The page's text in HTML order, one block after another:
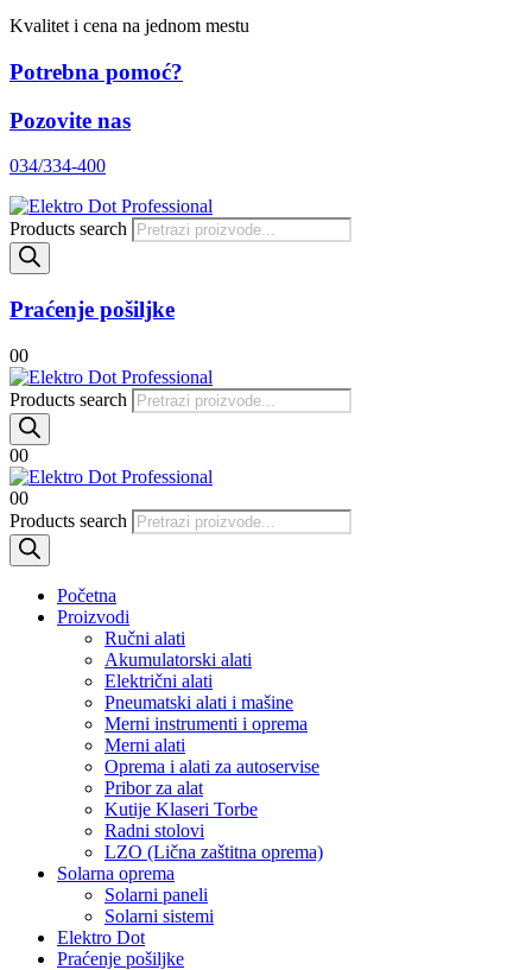
Kvalitet i cena na jednom mestu
Potrebna pomoć?
Pozovite nas
034/334-400
Products search
Praćenje pošiljke
00
Products search
00
00
Products search
Početna
Proizvodi
Ručni alati
Akumulatorski alati
Električni alati
Pneumatski alati i mašine
Merni instrumenti i oprema
Merni alati
Oprema i alati za autoservise
Pribor za alat
Kutije Klaseri Torbe
Radni stolovi
LZO (Lična zaštitna oprema)
Solarna oprema
Solarni paneli
Solarni sistemi
Elektro Dot
Praćenje pošiljke